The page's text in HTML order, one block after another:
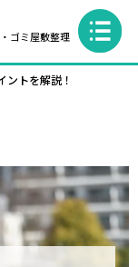
ゴミ屋敷整理
ントを解説！